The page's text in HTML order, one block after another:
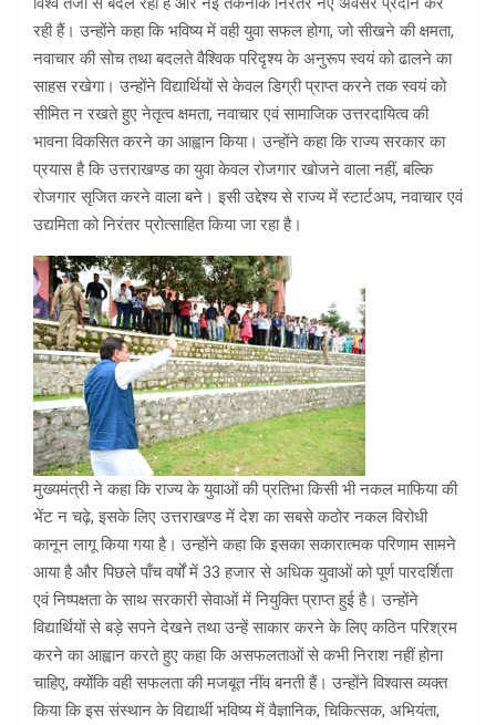
रही हैं। उन्होंने कहा कि भविष्य में वही युवा सफल होगा, जो सीखने की क्षमता,
नवाचार की सोच तथा बदलते वैश्विक परिदृश्य के अनुरूप स्वयं को ढालने का
साहस रखेगा। उन्होंने विद्यार्थियों से केवल डिग्री प्राप्त करने तक स्वयं को
सीमित न रखते हुए नेतृत्व क्षमता, नवाचार एवं सामाजिक उत्तरदायित्व की
भावना विकसित करने का आह्वान किया। उन्होंने कहा कि राज्य सरकार का
प्रयास है कि उत्तराखण्ड का युवा केवल रोजगार खोजने वाला नहीं, बल्कि
रोजगार सृजित करने वाला बने। इसी उद्देश्य से राज्य में स्टार्टअप, नवाचार एवं
उद्यमिता को निरंतर प्रोत्साहित किया जा रहा है।
मुख्यमंत्री ने कहा कि राज्य के युवाओं की प्रतिभा किसी भी नकल माफिया की
भेंट न चढ़े, इसके लिए उत्तराखण्ड में देश का सबसे कठोर नकल विरोधी
कानून लागू किया गया है। उन्होंने कहा कि इसका सकारात्मक परिणाम सामने
आया है और पिछले पाँच वर्षों में 33 हजार से अधिक युवाओं को पूर्ण पारदर्शिता
एवं निष्पक्षता के साथ सरकारी सेवाओं में नियुक्ति प्राप्त हुई है। उन्होंने
विद्यार्थियों से बड़े सपने देखने तथा उन्हें साकार करने के लिए कठिन परिश्रम
करने का आह्वान करते हुए कहा कि असफलताओं से कभी निराश नहीं होना
चाहिए, क्योंकि वही सफलता की मजबूत नींव बनती हैं। उन्होंने विश्वास व्यक्त
किया कि इस संस्थान के विद्यार्थी भविष्य में वैज्ञानिक, चिकित्सक, अभियंता,